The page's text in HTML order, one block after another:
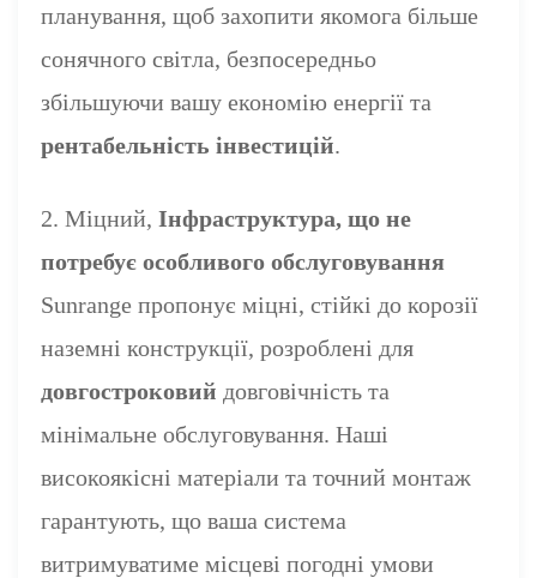
планування, щоб захопити якомога більше
сонячного світла, безпосередньо
збільшуючи вашу економію енергії та
рентабельність інвестицій.
2. Міцний,Інфраструктура, що не
потребує особливого обслуговування
Sunrange пропонує міцні, стійкі до корозії
наземні конструкції, розроблені для
довгостроковий довговічність та
мінімальне обслуговування. Наші
високоякісні матеріали та точний монтаж
гарантують, що ваша система
витримуватиме місцеві погодні умови